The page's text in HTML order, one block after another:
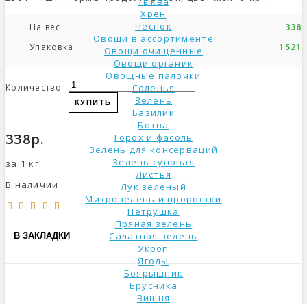
Хрен
Чеснок
Овощи в ассортименте
Овощи очищенные
Овощи органик
Овощные палочки
Соленья
Зелень
Базилик
Ботва
Горох и фасоль
Зелень для консерваций
Зелень суповая
Листья
Лук зеленый
Микрозелень и проростки
Петрушка
Пряная зелень
Салатная зелень
Укроп
Ягоды
Боярышник
Брусника
Вишня
На вес
Упаковка
Количество
КУПИТЬ
338р.
за 1 кг.
В наличии
В ЗАКЛАДКИ